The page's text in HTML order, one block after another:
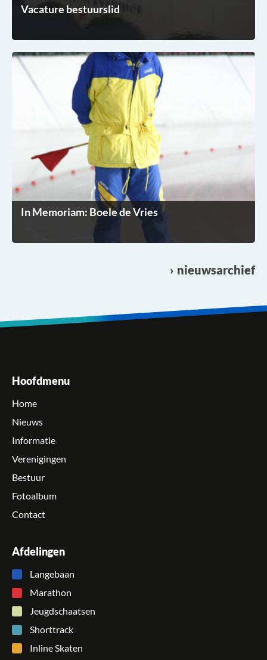
Vacature bestuurslid
In Memoriam: Boele de Vries
nieuwsarchief
Hoofdmenu
Home
Nieuws
Informatie
Verenigingen
Bestuur
Fotoalbum
Contact
Afdelingen
Langebaan
Marathon
Jeugdschaatsen
Shorttrack
Inline Skaten